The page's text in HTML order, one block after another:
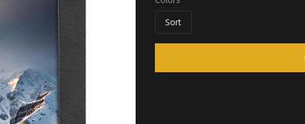
Sort